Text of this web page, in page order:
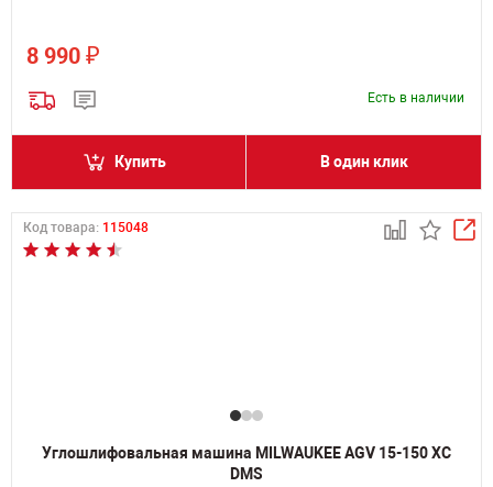
8 990 ₽
Есть в наличии
Купить В один клик
Код товара: 115048
Углошлифовальная машина MILWAUKEE AGV 15-150 XC
DMS